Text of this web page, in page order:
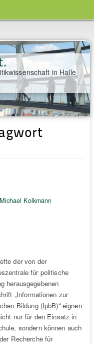
in Halle
Michael Kolkmann
der von der
für politische
herausgegebenen
„Informationen zur
Bildung (IpbB)“ eignen
nur für den Einsatz in
sondern können auch
Recherche für